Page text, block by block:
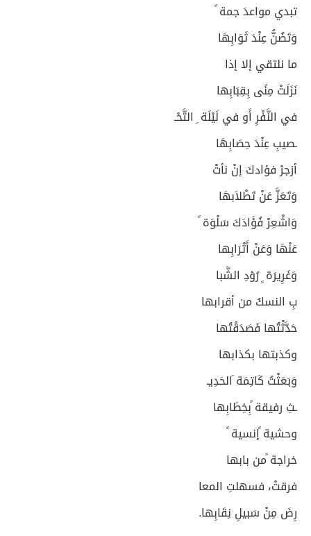
تبدي مواعدَ جمة ً
وَتَضُنُّ عِنْدَ ثَوَابِهَا
ما نلتقي إلا إذا
نَزَلَتْ مِنًى بِقِبَابِها
في النَّفْرِ أَو في لَيْلَة ِ التَّحْـ
ـصيبِ عِنْدَ حِصَابِهَا
أزجرْ فؤادكَ إنْ نأتْ
وَتَعَزَّ عَنْ تَطْلاَبهَا
وَاشْعِرْ فُؤَادَكَ سَلْوَة ً
عَنْهَا وَعَنْ أَتْرَابِها
وَغَرِيرَة ٍ رُؤدِ الشَّبا
بِ النسكُ من أقرابها
حَدَّثْتُها فَصَدَقْتُها
وكذبتها بكذابها
وَبَعَثْتُ كَاتِمَة َالحَدِيـ
ـثِ رفيقة ًبِخِطَابِها
وحشية ًإنسية ً
خراجة ًمن بابها
فرقتْ، فسهلتِ المعا
رِضَ مِنْ سَبيلِ نِقَابِها.